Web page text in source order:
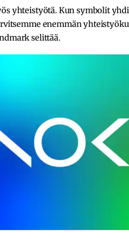
yhteistyötä. Kun symbolit
enemmän
selittää.